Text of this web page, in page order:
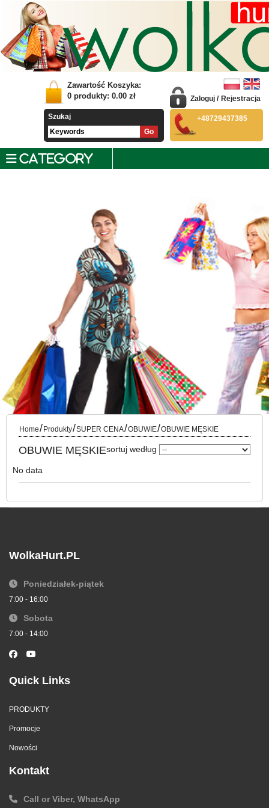
Zawartość Koszyka:
0 produkty: 0.00 zł
Szukaj
Zaloguj / Rejestracja
+48729437385
CATEGORY
Home/ Produkty/SUPER CENA/OBUWIE/OBUWIE MĘSKIE
OBUWIE MĘSKIEsortuj według
No data
WolkaHurt.PL
Poniedziałek-piątek
7:00 - 16:00
Sobota
7:00 - 14:00
Quick Links
PRODUKTY
Promocje
Nowości
Kontakt
Call or Viber, WhatsApp